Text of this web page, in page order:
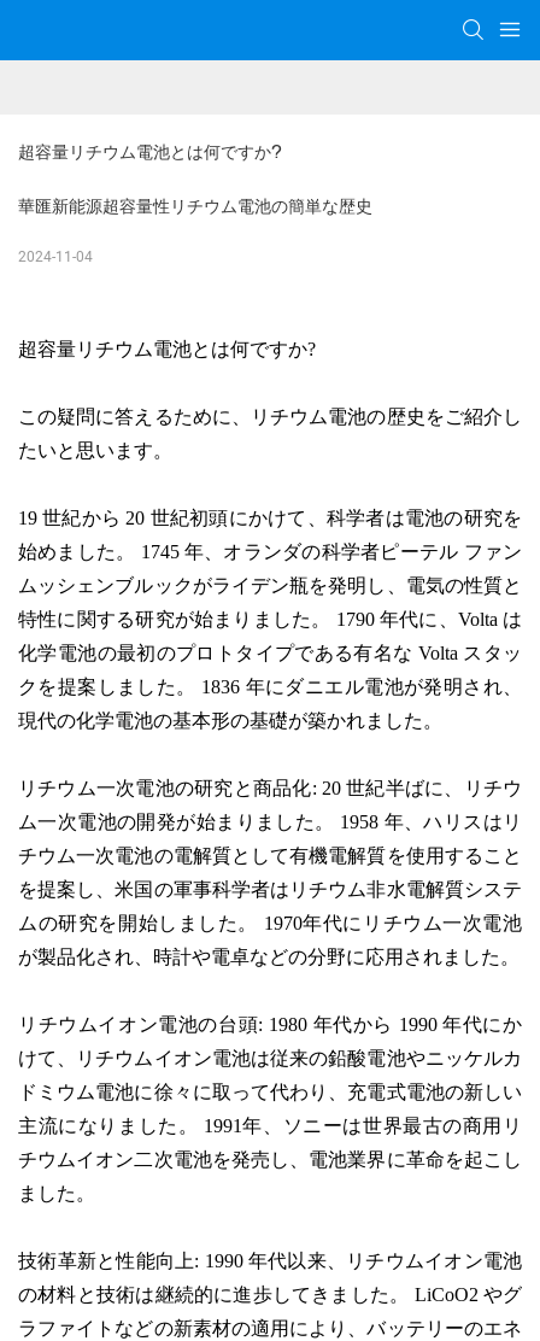
超容量リチウム電池とは何ですか?
華匯新能源超容量性リチウム電池の簡単な歴史
2024-11-04
超容量リチウム電池とは何ですか?
この疑問に答えるために、リチウム電池の歴史をご紹介し
たいと思います。
19 世紀から 20 世紀初頭にかけて、科学者は電池の研究を
始めました。 1745 年、オランダの科学者ピーテル ファン
ムッシェンブルックがライデン瓶を発明し、電気の性質と
特性に関する研究が始まりました。 1790 年代に、Volta は
化学電池の最初のプロトタイプである有名な Volta スタッ
クを提案しました。 1836 年にダニエル電池が発明され、
現代の化学電池の基本形の基礎が築かれました。
リチウム一次電池の研究と商品化: 20 世紀半ばに、リチウ
ム一次電池の開発が始まりました。 1958 年、ハリスはリ
チウム一次電池の電解質として有機電解質を使用すること
を提案し、米国の軍事科学者はリチウム非水電解質システ
ムの研究を開始しました。 1970年代にリチウム一次電池
が製品化され、時計や電卓などの分野に応用されました。
リチウムイオン電池の台頭: 1980 年代から 1990 年代にか
けて、リチウムイオン電池は従来の鉛酸電池やニッケルカ
ドミウム電池に徐々に取って代わり、充電式電池の新しい
主流になりました。 1991年、ソニーは世界最古の商用リ
チウムイオン二次電池を発売し、電池業界に革命を起こし
ました。
技術革新と性能向上: 1990 年代以来、リチウムイオン電池
の材料と技術は継続的に進歩してきました。 LiCoO2 やグ
ラファイトなどの新素材の適用により、バッテリーのエネ